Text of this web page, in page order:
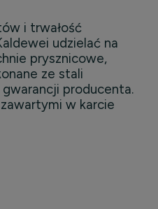
i trwałość
udzielać na
prysznicowe,
ze stali
producenta.
w karcie